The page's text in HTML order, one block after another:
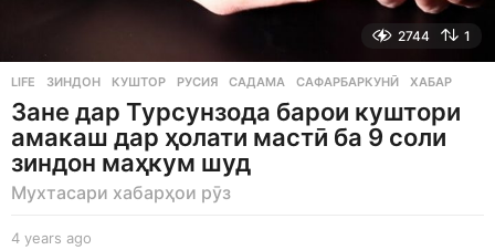
2744 1
LIFE ЗИНДОН ,КУШТОР ,РУСИЯ ,САДАМА ,САФАРБАРКУНӢ ,ХАБАР
Зане дар Турсунзода барои куштори
амакаш дар ҳолати мастӣ ба 9 соли
зиндон маҳкум шуд
Мухтасари хабарҳои рӯз
4 years ago